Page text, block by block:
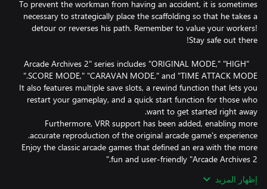
To prevent the workman from having an accident, it is sometimes
necessary to strategically place the scaffolding so that he takes a
detour or reverses his path. Remember to value your workers!
"Arcade Archives 2" series includes "ORIGINAL MODE," "HIGH
It also features multiple save slots, a rewind function that lets you
restart your gameplay, and a quick start function for those who
Furthermore, VRR support has been added, enabling more
Enjoy the classic arcade games that defined an era with the more
*The options menu and manual are available in Japanese, English,
إظهار المزيد